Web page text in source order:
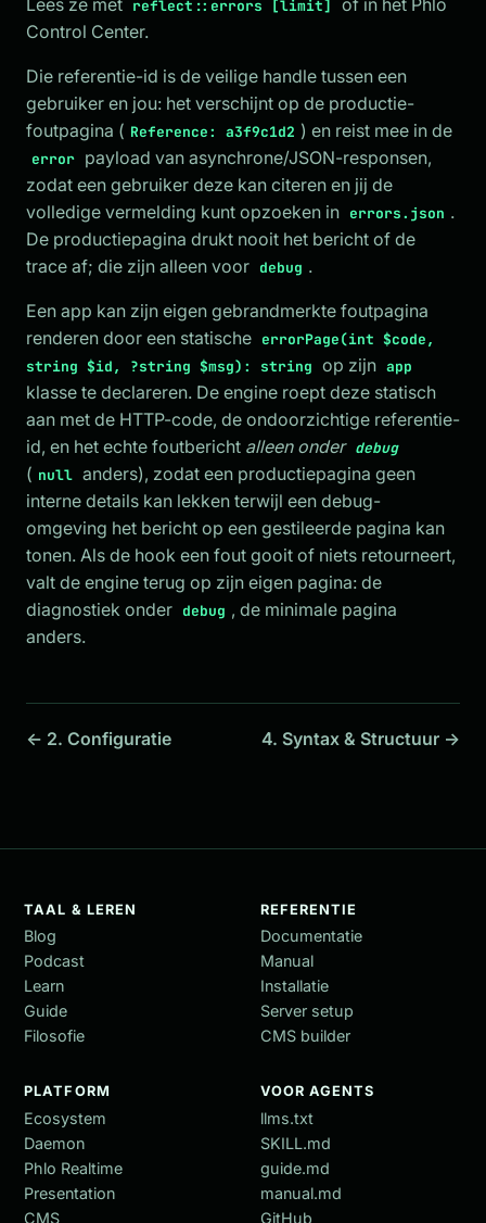
reflect::errors [limit]
Control Center.
Die referentie-id is de veilige handle tussen een
gebruiker en jou: het verschijnt op de productie-
foutpagina ( Reference: a3f9c1d2 ) en reist mee in de
error payload van asynchrone/JSON-responsen,
zodat een gebruiker deze kan citeren en jij de
volledige vermelding kunt opzoeken in errors.json .
De productiepagina drukt nooit het bericht of de
trace af; die zijn alleen voor debug .
Een app kan zijn eigen gebrandmerkte foutpagina
renderen door een statische errorPage(int $code,
string $id, ?string $msg): string op zijn app
klasse te declareren. De engine roept deze statisch
aan met de HTTP-code, de ondoorzichtige referentie-
id, en het echte foutbericht alleen onder debug
( null anders), zodat een productiepagina geen
interne details kan lekken terwijl een debug-
omgeving het bericht op een gestileerde pagina kan
tonen. Als de hook een fout gooit of niets retourneert,
valt de engine terug op zijn eigen pagina: de
diagnostiek onder debug , de minimale pagina
anders.
← 2. Configuratie 4. Syntax & Structuur →
TAAL & LEREN
Blog
Podcast
Learn
Guide
Filosofie
REFERENTIE
Documentatie
Manual
Installatie
Server setup
CMS builder
PLATFORM
Ecosystem
Daemon
Phlo Realtime
Presentation
CMS
VOOR AGENTS
llms.txt
SKILL.md
guide.md
manual.md
GitHub